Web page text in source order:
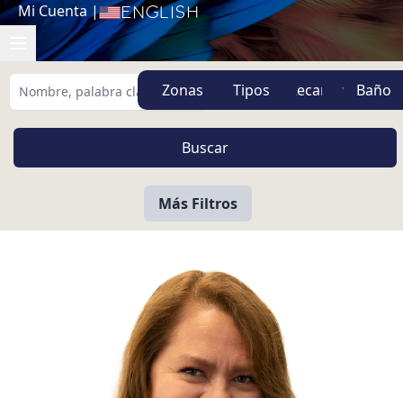
Mi Cuenta | English
Zonas Tipos
Más Filtros